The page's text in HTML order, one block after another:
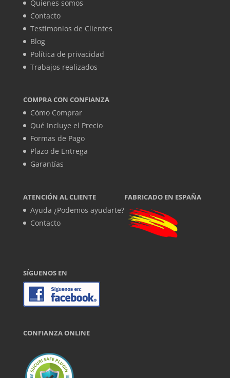
Quienes somos
Contacto
Testimonios de Clientes
Blog
Política de privacidad
Trabajos realizados
COMPRA CON CONFIANZA
Cómo Comprar
Qué Incluye el Precio
Formas de Pago
Plazo de Entrega
Garantías
ATENCIÓN AL CLIENTE
Ayuda ¿Podemos ayudarte?
Contacto
FABRICADO EN ESPAÑA
SÍGUENOS EN
CONFIANZA ONLINE